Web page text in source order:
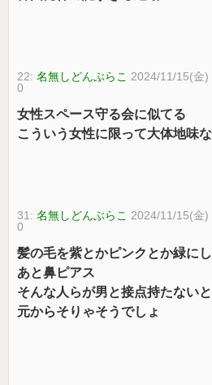
22:名無しどんぶらこ 2024/11/15(金
0
女性スペース守る会に似てる
こういう女性に限って大体地味
31:名無しどんぶらこ 2024/11/15(金
0
髪の毛を紫とかピンクとか緑に
あと鼻ピアス
そんな人らが男と接点持たない
元からそりゃそうでしょ